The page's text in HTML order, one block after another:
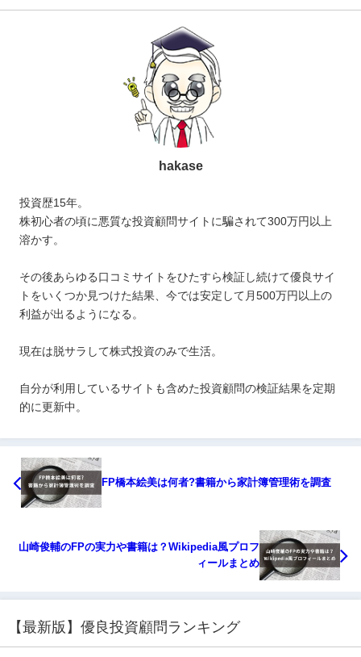
hakase
投資歴15年。
株初心者の頃に悪質な投資顧問サイトに騙されて300万円以上
溶かす。
その後あらゆる口コミサイトをひたすら検証し続けて優良サイ
トをいくつか見つけた結果、今では安定して月500万円以上の
利益が出るようになる。
現在は脱サラして株式投資のみで生活。
自分が利用しているサイトも含めた投資顧問の検証結果を定期
的に更新中。
FP橋本絵美は何者?書籍から家計簿管理術を調査
山崎俊輔のFPの実力や書籍は？Wikipedia風プロフ
ィールまとめ
【最新版】優良投資顧問ランキング